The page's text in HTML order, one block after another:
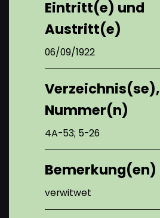
Eintritt(e) und
Austritt(e)
06/09/1922
Verzeichnis(se),
Nummer(n)
4A-53; 5-26
Bemerkung(en)
verwitwet